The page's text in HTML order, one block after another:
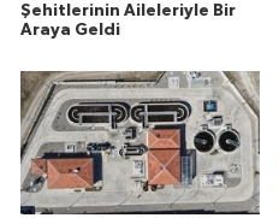
Şehitlerinin Aileleriyle Bir
Araya Geldi